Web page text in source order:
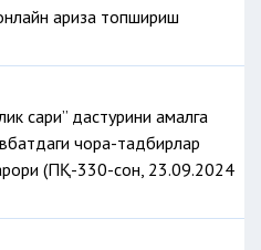
ариза топшириш
сари” дастурини амалга
чора-тадбирлар
(ПҚ-330-сон, 23.09.2024